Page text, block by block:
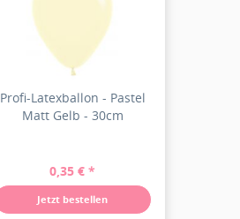
Profi-Latexballon - Pastel
Matt Gelb - 30cm
0,35 € *
Jetzt bestellen